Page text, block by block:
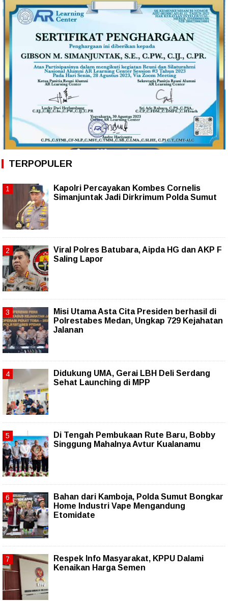
TERPOPULER
Kapolri Percayakan Kombes Cornelis
Simanjuntak Jadi Dirkrimum Polda Sumut
Viral Polres Batubara, Aipda HG dan AKP F
Saling Lapor
Misi Utama Asta Cita Presiden berhasil di
Polrestabes Medan, Ungkap 729 Kejahatan
Jalanan
Didukung UMA, Gerai LBH Deli Serdang
Sehat Launching di MPP
Di Tengah Pembukaan Rute Baru, Bobby
Singgung Mahalnya Avtur Kualanamu
Bahan dari Kamboja, Polda Sumut Bongkar
Home Industri Vape Mengandung
Etomidate
Respek Info Masyarakat, KPPU Dalami
Kenaikan Harga Semen